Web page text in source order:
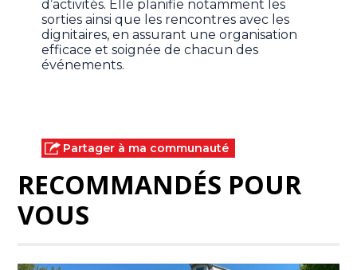
d’activités. Elle planifie notamment les
sorties ainsi que les rencontres avec les
dignitaires, en assurant une organisation
efficace et soignée de chacun des
événements.
Partager à ma communauté
RECOMMANDÉS POUR
VOUS